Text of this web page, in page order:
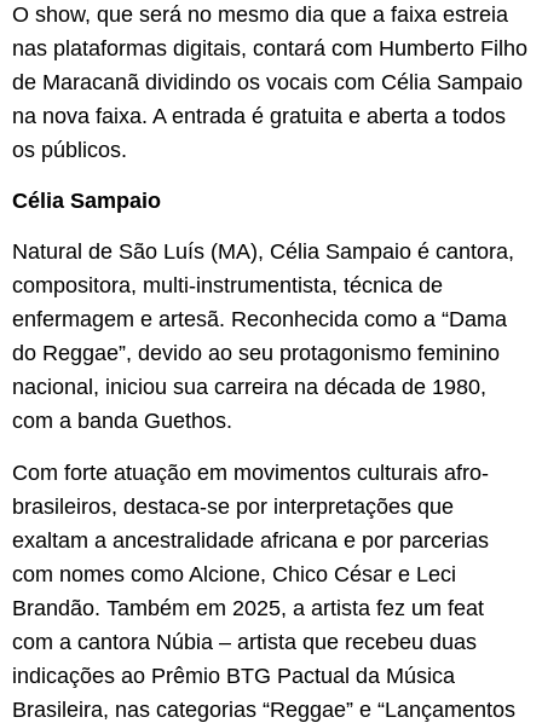
O show, que será no mesmo dia que a faixa estreia
nas plataformas digitais, contará com Humberto Filho
de Maracanã dividindo os vocais com Célia Sampaio
na nova faixa. A entrada é gratuita e aberta a todos
os públicos.
Célia Sampaio
Natural de São Luís (MA), Célia Sampaio é cantora,
compositora, multi-instrumentista, técnica de
enfermagem e artesã. Reconhecida como a “Dama
do Reggae”, devido ao seu protagonismo feminino
nacional, iniciou sua carreira na década de 1980,
com a banda Guethos.
Com forte atuação em movimentos culturais afro-
brasileiros, destaca-se por interpretações que
exaltam a ancestralidade africana e por parcerias
com nomes como Alcione, Chico César e Leci
Brandão. Também em 2025, a artista fez um feat
com a cantora Núbia – artista que recebeu duas
indicações ao Prêmio BTG Pactual da Música
Brasileira, nas categorias “Reggae” e “Lançamentos